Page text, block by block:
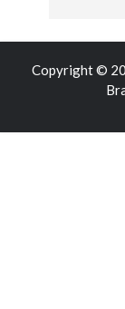
Copyright ©